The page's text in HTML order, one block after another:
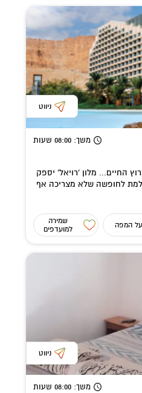
ניווט
משך: 08:00 שעות
החיים... מלון 'רויאל' יספק
לחופשה שלא מצריכה אף
על המפה
שמירה
למועדפים
ניווט
משך: 08:00 שעות